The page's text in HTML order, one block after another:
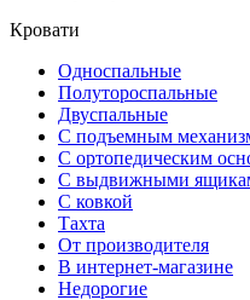
Кровати
Односпальные
Полутороспальные
Двуспальные
С подъемным
С ортопедическим
С выдвижными
С ковкой
Тахта
От производителя
В интернет-магазине
Недорогие